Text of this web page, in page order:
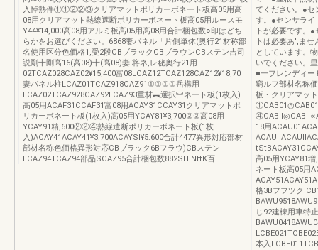
入悼熱件①①②②③クリアマットポリカーボネート板高05用高
08用クリアマット熱線遮断ポリカーボネート板高05用ルースモ
Y44¥14,000高08用アルミ板高05用高08用合計梱包数○印はどち
らかをお選びください。6868妻パネル「片側単体(奥行21材称部
名使用区分色価格1,受2段CBブラックCBブラウンCBステン吉司
説剛十剛高16(高08)十(高08)妻′将ネ,レ秘奥行21用
02TCAZ028CAZ02¥15,400富08LCAZ12TCAZ128CAZ12¥18,70
妻パネル柱LCAZ01TCAZ918CAZ91①①①①岳構用
LCAZ02TCAZ928CAZ92LCAZ93重材︻選択︼ネート板(1枚入)
高05用ACAF31CCAF31富08用ACAY31CCAY31クリアマットポ
リカーボネート板(1枚入)高05用YCAY81¥3,700②②高08用
YCAY91精,600②②④熱線遣断ポリカーボネート板(1枚
入)ACAY41ACAY41¥3.700ACAYSl¥5.600合計4477異形対応部材
部材名称色価格異形対応CBブラック6Bフラウ)CBステン
LCAZ94TCAZ94部品SCAZ95合計梱包数882SHiNttK百
てください。●セ
す。●センサライ
トが必要です。
トは必要あ',ま
としています。
いでください。
■一フレンディー
窮ルフ部材名称
板・クリアマッ
18用
高05用YCAY81
ネート板高05用
格3Bフフツク
じ92建棟用車特
本入